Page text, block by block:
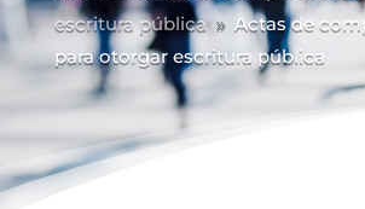
escritura pública
9 Actas de
para otorgar escritura pública